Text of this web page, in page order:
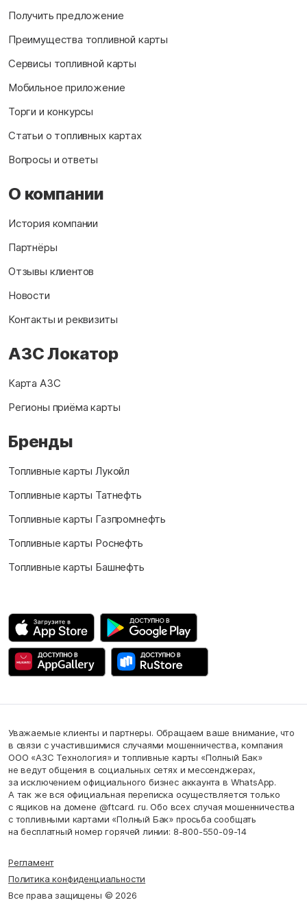
Получить предложение
Преимущества топливной карты
Сервисы топливной карты
Мобильное приложение
Торги и конкурсы
Статьи о топливных картах
Вопросы и ответы
О компании
История компании
Партнёры
Отзывы клиентов
Новости
Контакты и реквизиты
АЗС Локатор
Карта АЗС
Регионы приёма карты
Бренды
Топливные карты Лукойл
Топливные карты Татнефть
Топливные карты Газпромнефть
Топливные карты Роснефть
Топливные карты Башнефть
Уважаемые клиенты и партнеры. Обращаем ваше внимание, что
в связи с участившимися случаями мошенничества, компания
ООО «АЗС Технология» и топливные карты «Полный Бак»
не ведут общения в социальных сетях и мессенджерах,
за исключением официального бизнес аккаунта в WhatsApp.
А так же вся официальная переписка осуществляется только
с ящиков на домене @ftcard. ru. Обо всех случая мошенничества
с топливными картами «Полный Бак» просьба сообщать
на бесплатный номер горячей линии: 8-800-550-09-14
Все права защищены © 2026
Регламент
Политика конфиденциальности